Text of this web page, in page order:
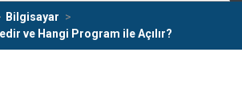
Bilgisayar
ve Hangi Program ile Açılır?